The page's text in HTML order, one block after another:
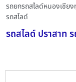
รถยกรถสไลด์หนองเชีย
รถสไลด์
รถสไลด์ ปราสาท